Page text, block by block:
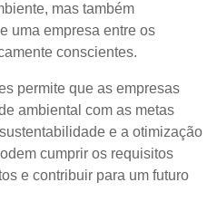
mas também
uma empresa entre os
conscientes.
permite que as empresas
ambiental com as metas
e a otimização
cumprir os requisitos
e contribuir para um futuro